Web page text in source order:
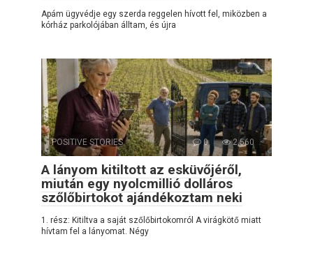
Apám ügyvédje egy szerda reggelen hívott fel, miközben a
kórház parkolójában álltam, és újra
POSITIVE STORIES 0 2,560
A lányom kitiltott az esküvőjéről,
miután egy nyolcmillió dolláros
szőlőbirtokot ajándékoztam neki
1. rész: Kitiltva a saját szőlőbirtokomról A virágkötő miatt
hívtam fel a lányomat. Négy